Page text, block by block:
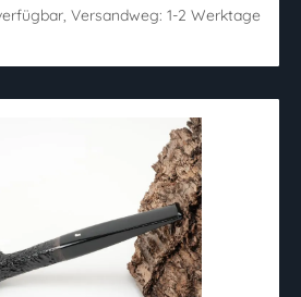
Versandweg: 1-2 Werktage